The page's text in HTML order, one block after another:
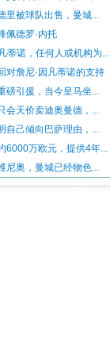
里被球队出售，曼城...
佩德罗·内托
蒂诺，任何人或机构为...
对詹尼·因凡蒂诺的支持
磅引援，当今皇马坐...
会天价卖迪奥曼德，...
自己倾向巴萨理由，...
6000万欧元，提供4年...
尼奥，曼城已经物色...